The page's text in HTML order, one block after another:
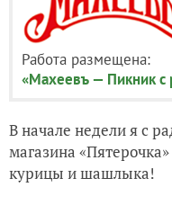
Работа размещена:
«Махеевъ — Пикник
В начале недели я с
магазина
курицы и шашлыка!